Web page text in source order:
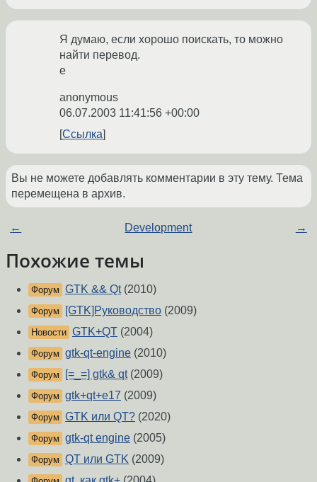
Я думаю, если хорошо поискать, то можно
найти перевод.
е
anonymous
06.07.2003 11:41:56 +00:00
Ссылка
Вы не можете добавлять комментарии в эту тему. Тема
перемещена в архив.
← Development →
Похожие темы
Форум GTK && Qt(2010)
Форум [GTK]Руководство (2009)
Новости GTK+QT (2004)
Форум gtk-qt-engine (2010)
Форум [=_=] gtk& qt(2009)
Форум gtk+qt+e17 (2009)
Форум GTK или QT? (2020)
Форум gtk-qt engine (2005)
Форум QT или GTK (2009)